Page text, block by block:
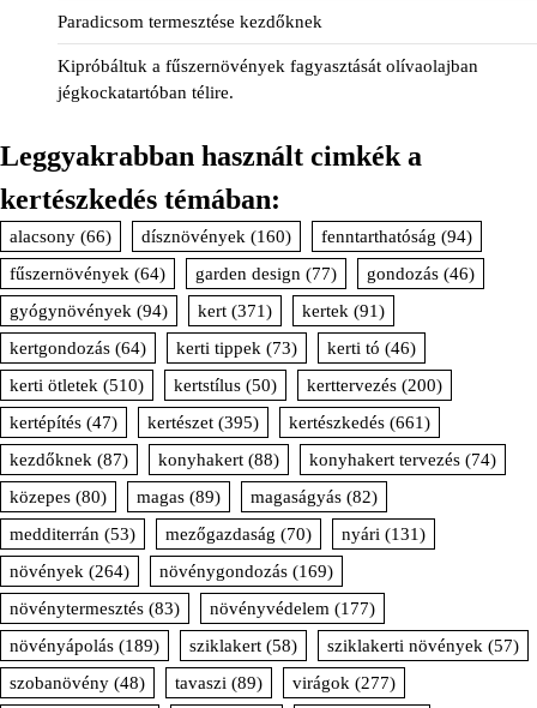
Paradicsom termesztése kezdőknek
Kipróbáltuk a fűszernövények fagyasztását olívaolajban
jégkockatartóban télire.
Leggyakrabban használt cimkék a
kertészkedés témában:
alacsony (66) dísznövények (160) fenntarthatóság (94)
fűszernövények (64) garden design (77) gondozás (46)
gyógynövények (94) kert (371) kertek (91)
kertgondozás (64) kerti tippek (73) kerti tó (46)
kerti ötletek (510) kertstílus (50) kerttervezés (200)
kertépítés (47) kertészet (395) kertészkedés (661)
kezdőknek (87) konyhakert (88) konyhakert tervezés (74)
közepes (80) magas (89) magaságyás (82)
medditerrán (53) mezőgazdaság (70) nyári (131)
növények (264) növénygondozás (169)
növénytermesztés (83) növényvédelem (177)
növényápolás (189) sziklakert (58) sziklakerti növények (57)
szobanövény (48) tavaszi (89) virágok (277)